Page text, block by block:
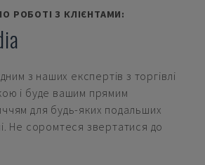
РОБОТІ З КЛІЄНТАМИ:
з наших експертів з торгівлі
і буде вашим прямим
для будь-яких подальших
Не соромтеся звертатися до